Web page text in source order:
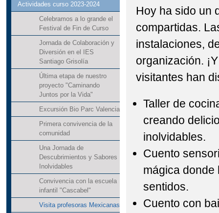
Actividades curso 2023-2024
Celebramos a lo grande el
Festival de Fin de Curso
Jornada de Colaboración y
Diversión en el IES
Santiago Grisolía
Última etapa de nuestro
proyecto "Caminando
Juntos por la Vida"
Excursión Bio Parc Valencia
Primera convivencia de la
comunidad
Una Jornada de
Descubrimientos y Sabores
Inolvidables
Convivencia con la escuela
infantil "Cascabel"
Visita profesoras Mexicanas
Hoy ha sido un
compartidas.
instalaciones,
organización.
visitantes han
Taller de
creando
inolvidables.
Cuento
mágica donde
sentidos.
Cuento con